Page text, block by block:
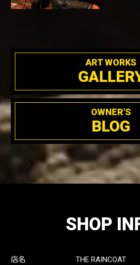
ART WORKS
OWNER'S
BLOG
SHOP
店名
THE RAINCOAT